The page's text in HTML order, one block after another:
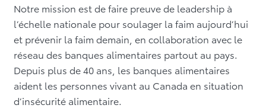
Notre mission est de faire preuve de leadership à
l’échelle nationale pour soulager la faim aujourd’hui
et prévenir la faim demain, en collaboration avec le
réseau des banques alimentaires partout au pays.
Depuis plus de 40 ans, les banques alimentaires
aident les personnes vivant au Canada en situation
d’insécurité alimentaire.